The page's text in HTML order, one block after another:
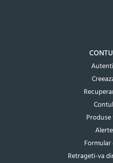
Retrageti-va